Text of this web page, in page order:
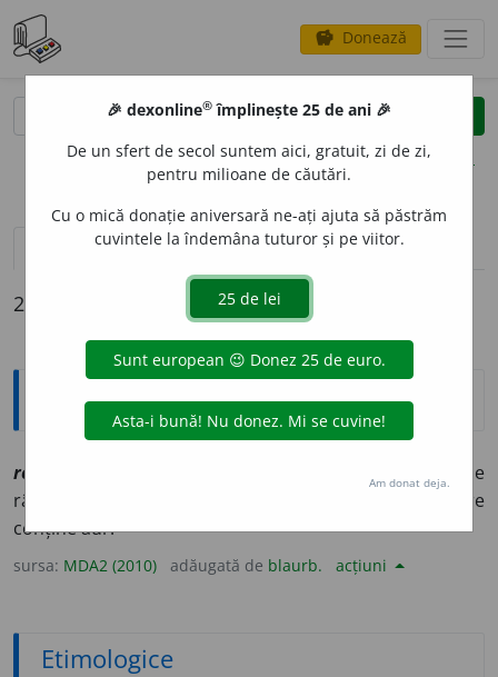
savings Donează
clear
opțiuni
definiții (2) declinări pronunțievolume_up(50)
2 definiții pentru rom (nisip)
Explicative DEX
rom
de
râu sau făină de piatră măcinată în șteampuri, care
conține aur.
sursa: MDA2 (2010) adăugată de blaurb. acțiuni
Etimologice
🎉 dexonline® împlinește 25 de ani 🎉
De un sfert de secol suntem aici, gratuit, zi de zi,
pentru milioane de căutări.
Cu o mică donație aniversară ne-ați ajuta să păstrăm
cuvintele la îndemâna tuturor și pe viitor.
Am donat deja.